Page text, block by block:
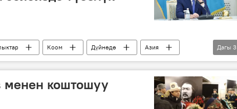
Коом Дүйнөдө
Азия
Токаев көңүл айтуу
Дагы 3
коштошуу